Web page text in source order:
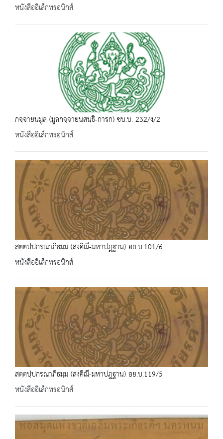
หนังสืออิเล็กทรอนิกส์
กจฺจายนมูล (มูลกจฺจายนสนฺธิ-การก) ชบ.บ. 232/ง/2
หนังสืออิเล็กทรอนิกส์
สตฺตปฺปกรณาภิธมฺม (สงฺคิณี-มหาปฎฐาน) อย.บ.101/6
หนังสืออิเล็กทรอนิกส์
สตฺตปฺปกรณาภิธมฺม (สงฺคิณี-มหาปฎฐาน) อย.บ.119/5
หนังสืออิเล็กทรอนิกส์